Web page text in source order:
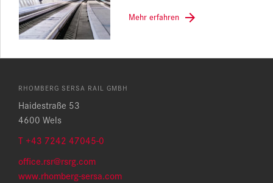
Mehr erfahren
RHOMBERG SERSA RAIL GMBH
Haidestraße 53
4600 Wels
T +43 7242 47045-0
office.rsr@rsrg.com
www.rhomberg-sersa.com